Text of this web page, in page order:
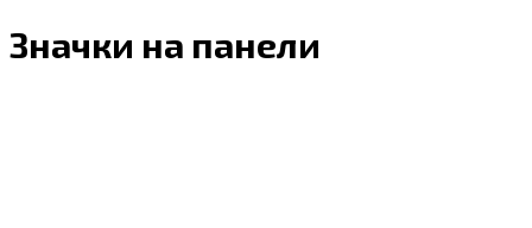
Значки на панели